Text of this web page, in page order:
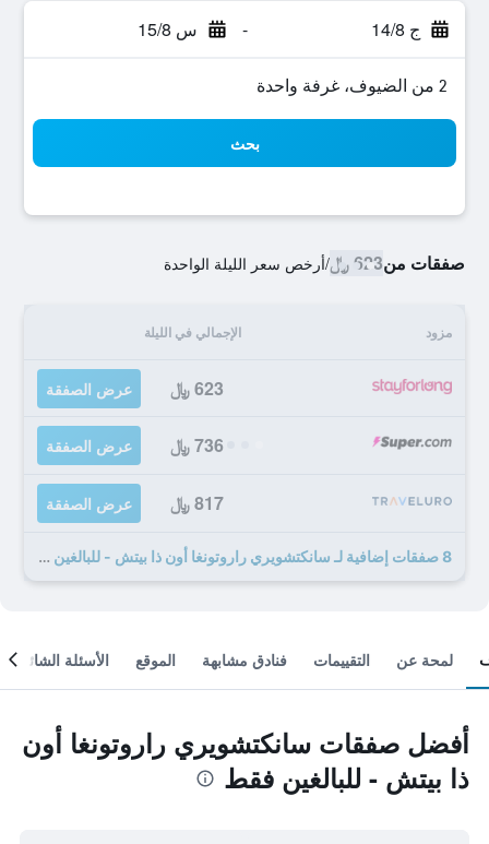
ج 14/8 - س 15/8
2 من الضيوف، غرفة واحدة
بحث
صفقات من623 ﷼ /أرخص سعر الليلة الواحدة
مزود الإجمالي في الليلة
623 ﷼ عرض الصفقة
736 ﷼ عرض الصفقة
817 ﷼ عرض الصفقة
8 صفقات إضافية لـ سانكتشويري راروتونغا أون ذا بيتش - للبالغين فقط
لمحة عن التقييمات فنادق مشابهة الموقع الأسئلة الشائعة
أفضل صفقات سانكتشويري راروتونغا أون
ذا بيتش - للبالغين فقط